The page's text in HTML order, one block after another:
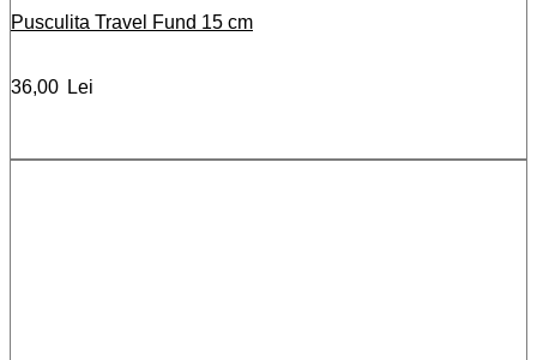
Pusculita Travel Fund 15 cm
36,00 Lei